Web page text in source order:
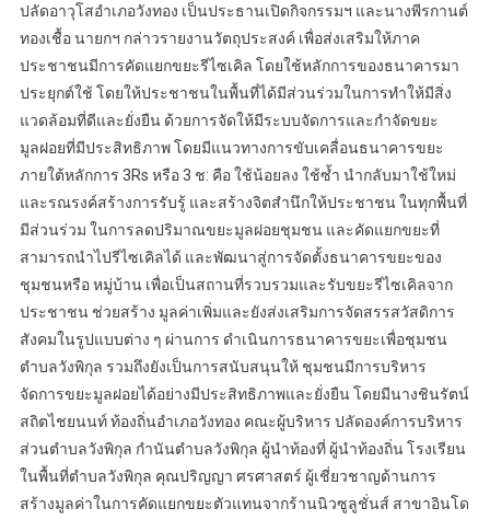
ปลัดอาวุโสอำเภอวังทอง เป็นประธานเปิดกิจกรรมฯ และนางพีรกานต์
ทองเชื้อ นายกฯ กล่าวรายงานวัตถุประสงค์ เพื่อส่งเสริมให้ภาค
ประชาชนมีการคัดแยกขยะรีไซเคิล โดยใช้หลักการของธนาคารมา
ประยุกต์ใช้ โดยให้ประชาชนในพื้นที่ได้มีส่วนร่วมในการทำให้มีสิ่ง
แวดล้อมที่ดีและยั่งยืน ด้วยการจัดให้มีระบบจัดการและกำจัดขยะ
มูลฝอยที่มีประสิทธิภาพ โดยมีแนวทางการขับเคลื่อนธนาคารขยะ
ภายใต้หลักการ 3Rs หรือ 3 ช: คือ ใช้น้อยลง ใช้ซ้ำ นำกลับมาใช้ใหม่
และรณรงค์สร้างการรับรู้ และสร้างจิตสำนึกให้ประชาชน ในทุกพื้นที่
มีส่วนร่วม ในการลดปริมาณขยะมูลฝอยชุมชน และคัดแยกขยะที่
สามารถนำไปรีไซเคิลได้ และพัฒนาสู่การจัดตั้งธนาคารขยะของ
ชุมชนหรือ หมู่บ้าน เพื่อเป็นสถานที่รวบรวมและรับขยะรีไซเคิลจาก
ประชาชน ช่วยสร้าง มูลค่าเพิ่มและยังส่งเสริมการจัดสรรสวัสดิการ
สังคมในรูปแบบต่าง ๆ ผ่านการ ดำเนินการธนาคารขยะเพื่อชุมชน
ตำบลวังพิกุล รวมถึงยังเป็นการสนับสนุนให้ ชุมชนมีการบริหาร
จัดการขยะมูลฝอยได้อย่างมีประสิทธิภาพและยั่งยืน โดยมีนางชินรัตน์
สถิตไชยนนท์ ท้องถิ่นอำเภอวังทอง คณะผู้บริหาร ปลัดองค์การบริหาร
ส่วนตำบลวังพิกุล กำนันตำบลวังพิกุล ผู้นำท้องที่ ผู้นำท้องถิ่น โรงเรียน
ในพื้นที่ตำบลวังพิกุล คุณปริญญา ศรศาสตร์ ผู้เชี่ยวชาญด้านการ
สร้างมูลค่าในการคัดแยกขยะตัวแทนจากร้านนิวซูลูชั่นส์ สาขาอินโด